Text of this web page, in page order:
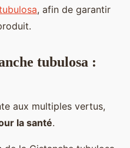
, afin de garantir
tubulosa :
aux multiples vertus,
la santé.